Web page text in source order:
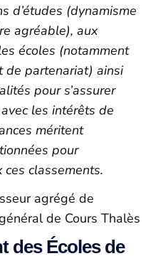
d’études (dynamisme
agréable), aux
écoles (notamment
de partenariat) ainsi
pour s’assurer
les intérêts de
méritent
pour
classements.
agrégé de
de Cours Thalès
des Écoles de